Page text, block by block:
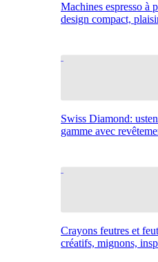
Machines espresso à
design compact,
Swiss Diamond:
gamme avec
Crayons feutres et
créatifs, mignons,